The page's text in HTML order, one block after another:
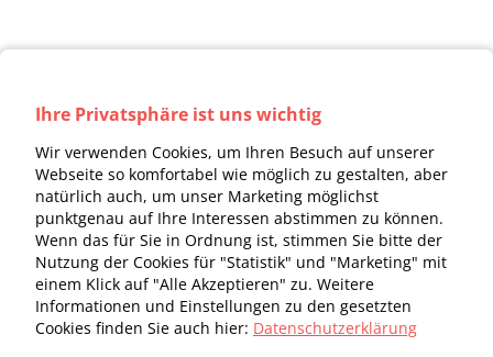
Ihre Privatsphäre ist uns wichtig
Wir verwenden Cookies, um Ihren Besuch auf unserer
Webseite so komfortabel wie möglich zu gestalten, aber
natürlich auch, um unser Marketing möglichst
punktgenau auf Ihre Interessen abstimmen zu können.
Wenn das für Sie in Ordnung ist, stimmen Sie bitte der
Nutzung der Cookies für "Statistik" und "Marketing" mit
einem Klick auf "Alle Akzeptieren" zu. Weitere
Informationen und Einstellungen zu den gesetzten
Cookies finden Sie auch hier: Datenschutzerklärung